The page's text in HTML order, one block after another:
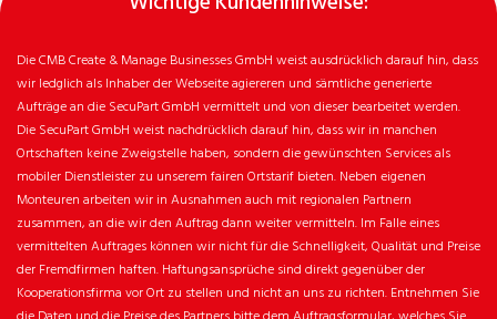
Die CMB Create & Manage Businesses GmbH weist ausdrücklich darauf hin, dass
wir ledglich als Inhaber der Webseite agiereren und sämtliche generierte
Aufträge an die SecuPart GmbH vermittelt und von dieser bearbeitet werden.
Die SecuPart GmbH weist nachdrücklich darauf hin, dass wir in manchen
Ortschaften keine Zweigstelle haben, sondern die gewünschten Services als
mobiler Dienstleister zu unserem fairen Ortstarif bieten. Neben eigenen
Monteuren arbeiten wir in Ausnahmen auch mit regionalen Partnern
zusammen, an die wir den Auftrag dann weiter vermitteln. Im Falle eines
vermittelten Auftrages können wir nicht für die Schnelligkeit, Qualität und Preise
der Fremdfirmen haften. Haftungsansprüche sind direkt gegenüber der
Kooperationsfirma vor Ort zu stellen und nicht an uns zu richten. Entnehmen Sie